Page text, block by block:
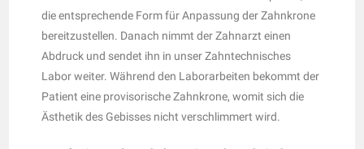
die entsprechende Form für Anpassung der Zahnkrone
bereitzustellen. Danach nimmt der Zahnarzt einen
Abdruck und sendet ihn in unser Zahntechnisches
Labor weiter. Während den Laborarbeiten bekommt der
Patient eine provisorische Zahnkrone, womit sich die
Ästhetik des Gebisses nicht verschlimmert wird.